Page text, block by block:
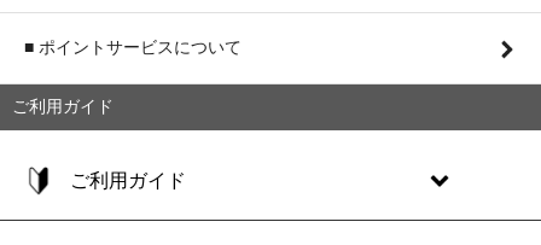
■ ポイントサービスについて
ご利用ガイド
ご利用ガイド